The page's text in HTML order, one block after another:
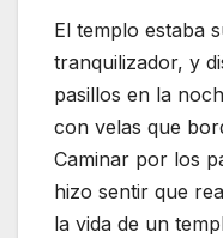
El templo estaba
tranquilizador, y
pasillos en la
con velas que
Caminar por los
hizo sentir que
la vida de un